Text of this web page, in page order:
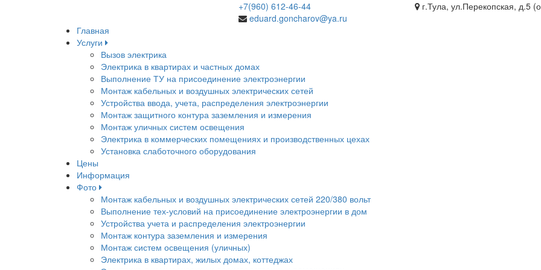
+7(960) 612-46-44
eduard.goncharov@ya.ru
г.Тула, ул.Перекопская, д.5
Главная
Услуги
Вызов электрика
Электрика в квартирах и частных домах
Выполнение ТУ на присоединение электроэнергии
Монтаж кабельных и воздушных электрических сетей
Устройства ввода, учета, распределения электроэнергии
Монтаж защитного контура заземления и измерения
Монтаж уличных систем освещения
Электрика в коммерческих помещениях и производственных цехах
Установка слаботочного оборудования
Цены
Информация
Фото
Монтаж кабельных и воздушных электрических сетей 220/380 вольт
Выполнение тех-условий на присоединение электроэнергии в дом
Устройства учета и распределения электроэнергии
Монтаж контура заземления и измерения
Монтаж систем освещения (уличных)
Электрика в квартирах, жилых домах, коттеджах